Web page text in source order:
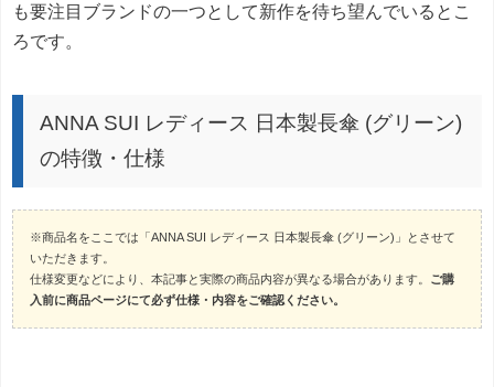
も要注目ブランドの一つとして新作を待ち望んでいるとこ
ろです。
ANNA SUI レディース 日本製長傘 (グリーン)
の特徴・仕様
※商品名をここでは「ANNA SUI レディース 日本製長傘 (グリーン)」とさせて
いただきます。
仕様変更などにより、本記事と実際の商品内容が異なる場合があります。 ご購
入前に商品ページにて必ず仕様・内容をご確認ください。